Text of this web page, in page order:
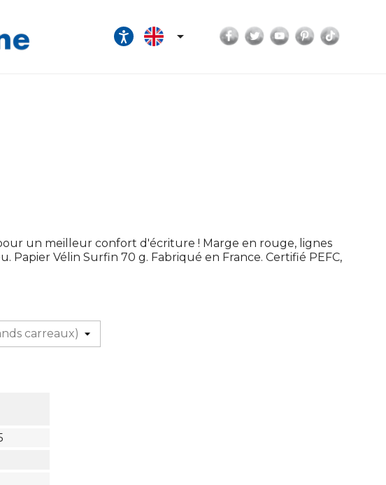
 Facebook
TwitterYouTubePinterest
un meilleur confort d'écriture ! Marge en rouge, lignes
Vélin Surfin 70 g. Fabriqué en France. Certifié PEFC,